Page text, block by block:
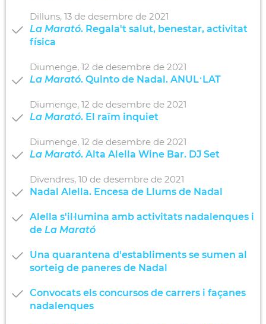
Dilluns, 13 de desembre de 2021
La Marató. Regala't salut, benestar, activitat
física
Diumenge, 12 de desembre de 2021
La Marató. Quinto de Nadal. ANUL·LAT
Diumenge, 12 de desembre de 2021
La Marató. El raïm inquiet
Diumenge, 12 de desembre de 2021
La Marató. Alta Alella Wine Bar. DJ Set
Divendres, 10 de desembre de 2021
Nadal Alella. Encesa de Llums de Nadal
Alella s'il·lumina amb activitats nadalenques i
de La Marató
Una quarantena d'establiments se sumen al
sorteig de paneres de Nadal
Convocats els concursos de carrers i façanes
nadalenques